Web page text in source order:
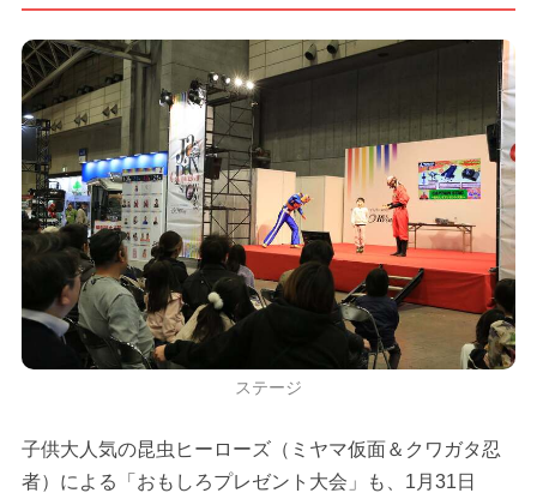
ステージ
子供大人気の昆虫ヒーローズ（ミヤマ仮面＆クワガタ忍
者）による「おもしろプレゼント大会」も、1月31日